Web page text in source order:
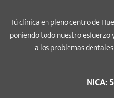
Tú clínica en pleno centro de
poniendo todo nuestro esfuerzo
a los problemas
NICA: